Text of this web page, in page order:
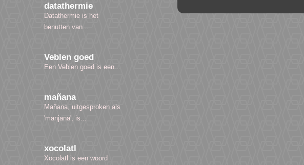
datathermie
Datathermie is het
benutten van...
Veblen goed
Een Veblen goed is een...
mañana
Mañana, uitgesproken als
'manjana', is...
xocolatl
Xocolatl is een woord